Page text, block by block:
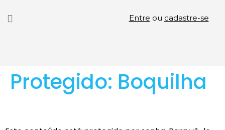
Entre ou cadastre-se
Protegido: Boquilha